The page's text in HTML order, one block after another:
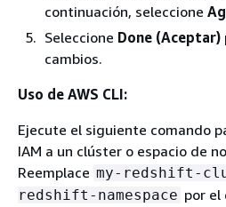
continuación, seleccione
Seleccione Done (Aceptar)
cambios.
Uso de AWS CLI:
Ejecute el siguiente comando
IAM a un clúster o espacio de
Reemplace my-redshift-
redshift-namespace por el